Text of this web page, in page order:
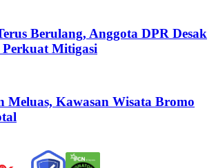
Berulang, Anggota DPR Desak
Mitigasi
Meluas, Kawasan Wisata Bromo